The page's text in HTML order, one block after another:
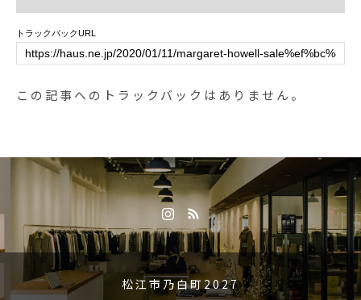
松江の
トラックバックURL
この記事へのトラックバックはありません。
松江市乃白町2027